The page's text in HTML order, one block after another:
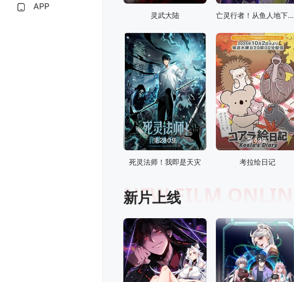
APP
灵武大陆 亡灵行者！从鱼人地下城开始 动态漫画
第280集
死灵法师！我即是天灾
第43集
考拉绘日记
新片上线
NEW FILM ONLINE